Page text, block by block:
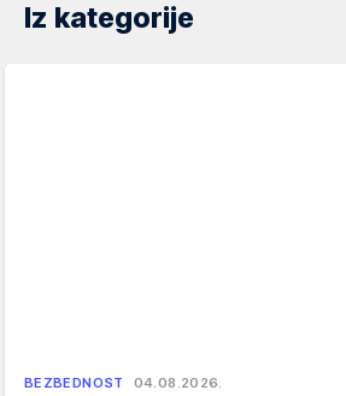
Iz kategorije
BEZBEDNOST 04.08.2026.